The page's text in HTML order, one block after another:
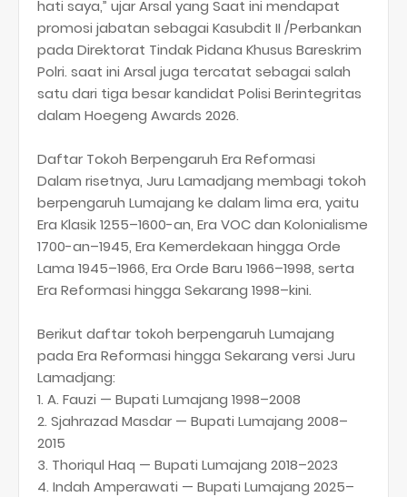
hati saya,” ujar Arsal yang Saat ini mendapat
promosi jabatan sebagai Kasubdit II /Perbankan
pada Direktorat Tindak Pidana Khusus Bareskrim
Polri. saat ini Arsal juga tercatat sebagai salah
satu dari tiga besar kandidat Polisi Berintegritas
dalam Hoegeng Awards 2026.
Daftar Tokoh Berpengaruh Era Reformasi
Dalam risetnya, Juru Lamadjang membagi tokoh
berpengaruh Lumajang ke dalam lima era, yaitu
Era Klasik 1255–1600-an, Era VOC dan Kolonialisme
1700-an–1945, Era Kemerdekaan hingga Orde
Lama 1945–1966, Era Orde Baru 1966–1998, serta
Era Reformasi hingga Sekarang 1998–kini.
Berikut daftar tokoh berpengaruh Lumajang
pada Era Reformasi hingga Sekarang versi Juru
Lamadjang:
1. A. Fauzi — Bupati Lumajang 1998–2008
2. Sjahrazad Masdar — Bupati Lumajang 2008–
2015
3. Thoriqul Haq — Bupati Lumajang 2018–2023
4. Indah Amperawati — Bupati Lumajang 2025–